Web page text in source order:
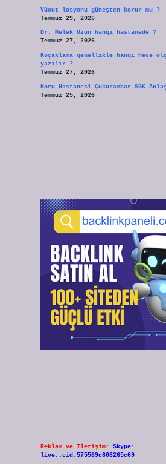
Vücut losyonu güneşten korur mu ?
Temmuz 29, 2026
Dr. Melek Uzun hangi hastanede ?
Temmuz 27, 2026
Koçaklama genellikle hangi hece
yazılır ?
Temmuz 27, 2026
Koru Hastanesi Çukurambar SGK
Temmuz 25, 2026
Reklam ve İletişim:
Skype:
live:.cid.575569c608265c69